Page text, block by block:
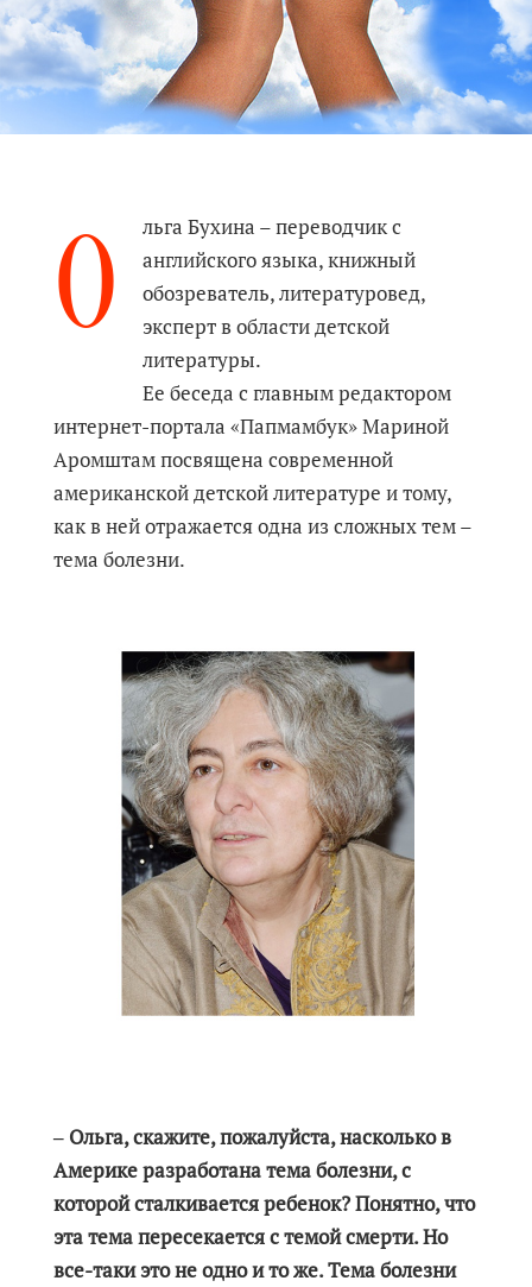
О
льга Бухина – переводчик с
английского языка, книжный
обозреватель, литературовед,
эксперт в области детской
литературы.
Ее беседа с главным редактором
интернет-портала «Папмамбук» Мариной
Аромштам посвящена современной
американской детской литературе и тому,
как в ней отражается одна из сложных тем –
тема болезни.
‒ Ольга, скажите, пожалуйста, насколько в
Америке разработана тема болезни, с
которой сталкивается ребенок? Понятно, что
эта тема пересекается с темой смерти. Но
все-таки это не одно и то же. Тема болезни